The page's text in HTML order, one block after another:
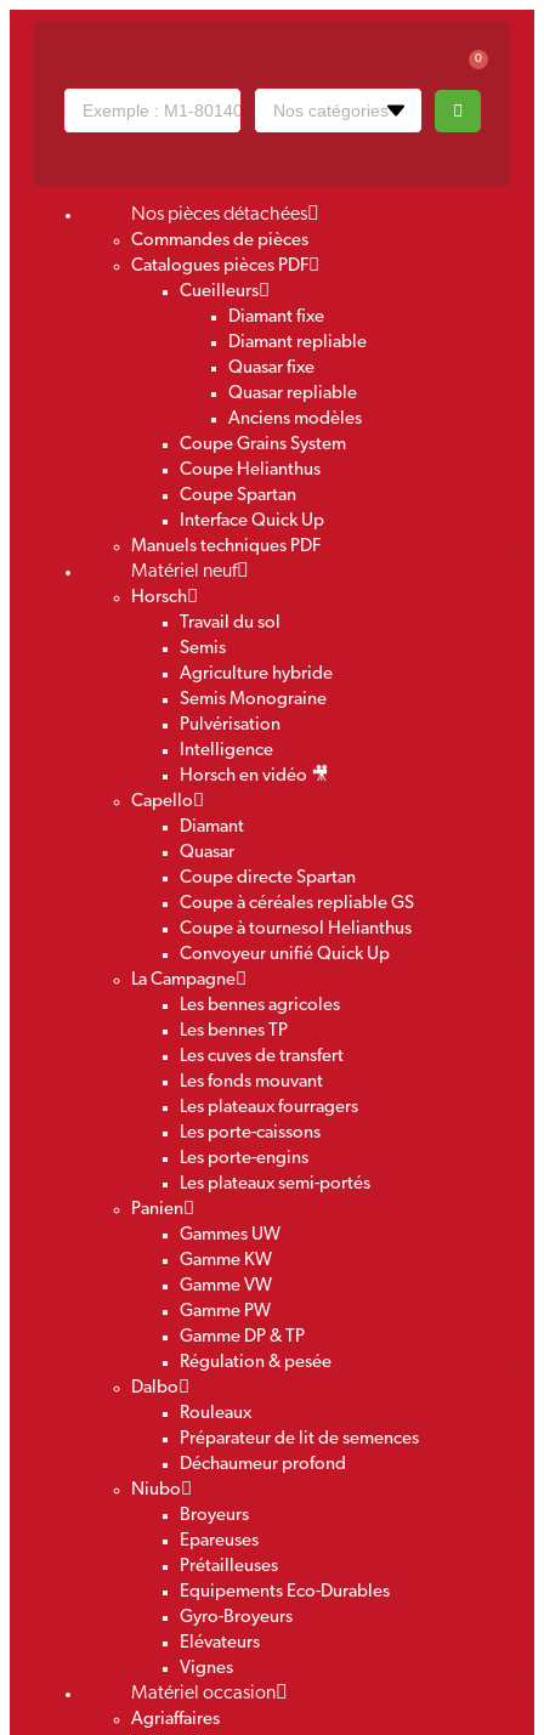
0
Nos pièces détachées
Commandes de pièces
Catalogues pièces PDF
Cueilleurs
Diamant fixe
Diamant repliable
Quasar fixe
Quasar repliable
Anciens modèles
Coupe Grains System
Coupe Helianthus
Coupe Spartan
Interface Quick Up
Manuels techniques PDF
Matériel neuf
Horsch
Travail du sol
Semis
Agriculture hybride
Semis Monograine
Pulvérisation
Intelligence
Horsch en vidéo 🎥
Capello
Diamant
Quasar
Coupe directe Spartan
Coupe à céréales repliable GS
Coupe à tournesol Helianthus
Convoyeur unifié Quick Up
La Campagne
Les bennes agricoles
Les bennes TP
Les cuves de transfert
Les fonds mouvant
Les plateaux fourragers
Les porte-caissons
Les porte-engins
Les plateaux semi-portés
Panien
Gammes UW
Gamme KW
Gamme VW
Gamme PW
Gamme DP & TP
Régulation & pesée
Dalbo
Rouleaux
Préparateur de lit de semences
Déchaumeur profond
Niubo
Broyeurs
Epareuses
Prétailleuses
Equipements Eco-Durables
Gyro-Broyeurs
Elévateurs
Vignes
Matériel occasion
Agriaffaires